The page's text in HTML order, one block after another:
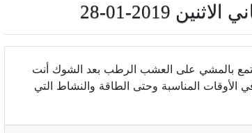
2019-01-28
بالمشي على العشب الرطب بعد الشوك أنت
الأوقات المناسبة وحتى الطاقة والنشاط التي